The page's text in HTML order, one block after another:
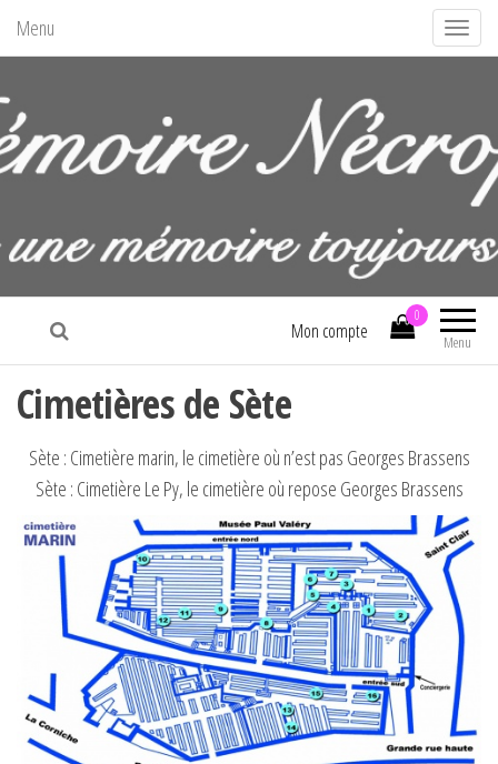
Menu
A
f
c
r
m
a
e
r
l
a
n
a
v
i
g
a
La mémoire nécropolitaine
Menu
0
Mon compte
Cimetières de Sète
Sète : Cimetière marin, le cimetière où n’est pas Georges Brassens
Sète : Cimetière Le Py, le cimetière où repose Georges Brassens